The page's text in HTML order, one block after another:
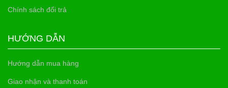
Chính sách đổi trả
HƯỚNG DẪN
Hướng dẫn mua hàng
Giao nhận và thanh toán